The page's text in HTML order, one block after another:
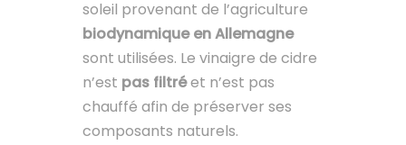
soleil provenant de l’agriculture
biodynamique en Allemagne
sont utilisées. Le vinaigre de cidre
n’est pas filtréet n’est pas
chauffé afin de préserver ses
composants naturels.